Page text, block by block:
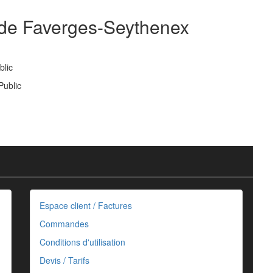
Faverges-Seythenex
Espace client / Factures
Commandes
Conditions d'utilisation
Devis / Tarifs